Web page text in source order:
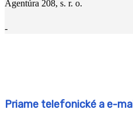
Agentúra 208, s. r. o.
-
Priame telefonické a e-